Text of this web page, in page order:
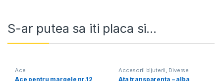
S-ar putea sa iti placa si...
Ace
Ace pentru margele nr.12
Accesorii bijuterii, Diverse
Ata transparenta – alba